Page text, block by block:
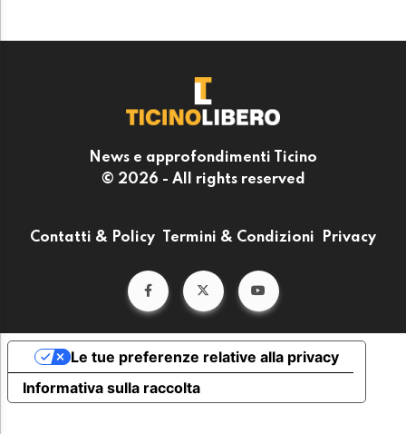
News e approfondimenti Ticino
© 2026 - All rights reserved
Contatti & Policy Termini & Condizioni Privacy
Informativa sulla raccolta
Le tue preferenze relative alla privacy